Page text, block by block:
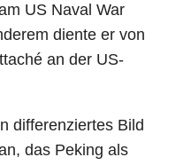
US Naval War
diente er von
an der US-
differenziertes Bild
das Peking als